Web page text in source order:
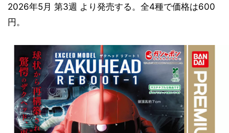
2026年5月 第3週 より発売する。全4種で価格は600
円。